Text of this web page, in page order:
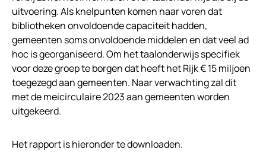
uitvoering. Als knelpunten komen naar voren dat
bibliotheken onvoldoende capaciteit hadden,
gemeenten soms onvoldoende middelen en dat veel ad
hoc is georganiseerd. Om het taalonderwijs specifiek
voor deze groep te borgen dat heeft het Rijk € 15 miljoen
toegezegd aan gemeenten. Naar verwachting zal dit
met de meicirculaire 2023 aan gemeenten worden
uitgekeerd.
Het rapport is hieronder te downloaden.